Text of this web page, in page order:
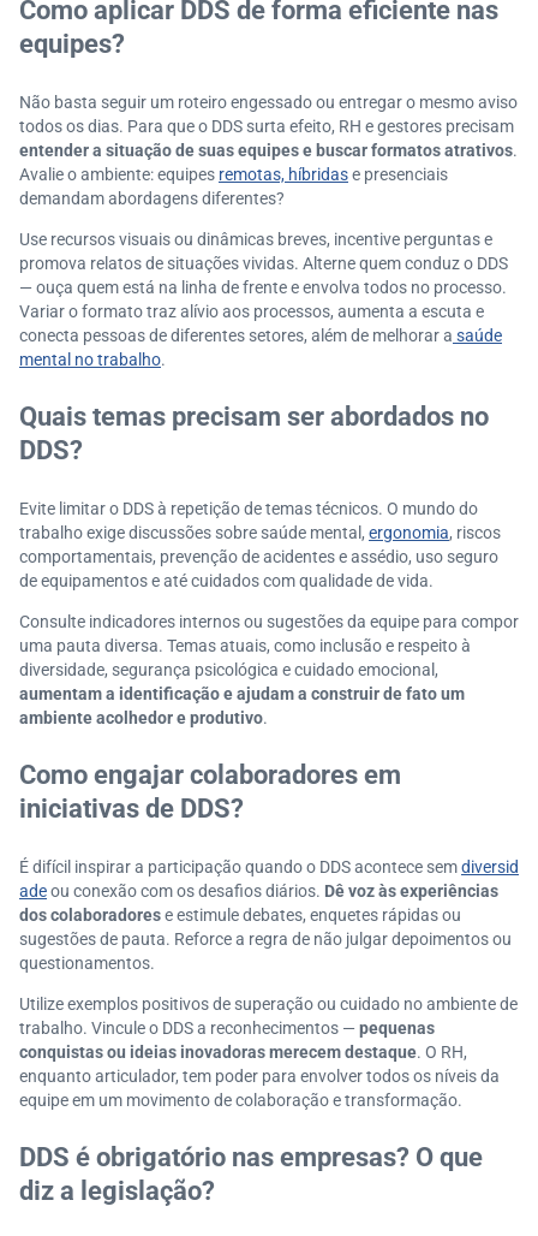
Como aplicar DDS de forma eficiente nas
equipes?
Não basta seguir um roteiro engessado ou entregar o mesmo aviso
todos os dias. Para que o DDS surta efeito, RH e gestores precisam
entender a situação de suas equipes e buscar formatos atrativos.
Avalie o ambiente: equipes remotas, híbridase presenciais
demandam abordagens diferentes?
Use recursos visuais ou dinâmicas breves, incentive perguntas e
promova relatos de situações vividas. Alterne quem conduz o DDS
— ouça quem está na linha de frente e envolva todos no processo.
Variar o formato traz alívio aos processos, aumenta a escuta e
conecta pessoas de diferentes setores, além de melhorar a saúde
mental no trabalho.
Quais temas precisam ser abordados no
DDS?
Evite limitar o DDS à repetição de temas técnicos. O mundo do
trabalho exige discussões sobre saúde mental, ergonomia, riscos
comportamentais, prevenção de acidentes e assédio, uso seguro
de equipamentos e até cuidados com qualidade de vida.
Consulte indicadores internos ou sugestões da equipe para compor
uma pauta diversa. Temas atuais, como inclusão e respeito à
diversidade, segurança psicológica e cuidado emocional,
aumentam a identificação e ajudam a construir de fato um
ambiente acolhedor e produtivo.
Como engajar colaboradores em
iniciativas de DDS?
É difícil inspirar a participação quando o DDS acontece semdiversid
adeou conexão com os desafios diários. Dê voz às experiências
dos colaboradorese estimule debates, enquetes rápidas ou
sugestões de pauta. Reforce a regra de não julgar depoimentos ou
questionamentos.
Utilize exemplos positivos de superação ou cuidado no ambiente de
trabalho. Vincule o DDS a reconhecimentos — pequenas
conquistas ou ideias inovadoras merecem destaque. O RH,
enquanto articulador, tem poder para envolver todos os níveis da
equipe em um movimento de colaboração e transformação.
DDS é obrigatório nas empresas? O que
diz a legislação?